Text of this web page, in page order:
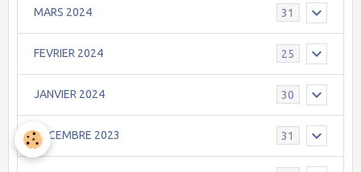
MARS 2024 31
FEVRIER 2024 25
JANVIER 2024 30
DECEMBRE 2023 31